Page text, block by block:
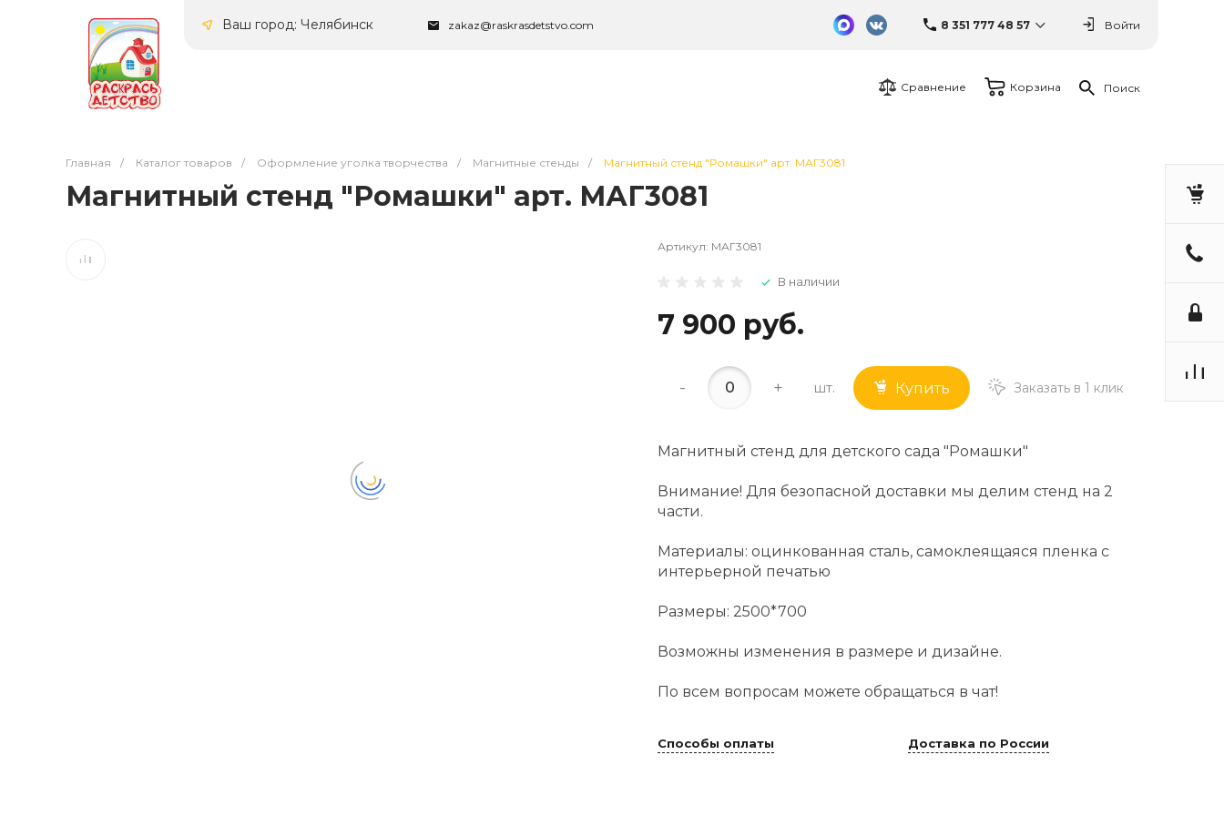
Ваш город: Челябинск zakaz@raskrasdetstvo.com 8 351 777 48 57 Войти
Сравнение Корзина Поиск
Главная / Каталог товаров / Оформление уголка творчества / Магнитные стенды / Магнитный стенд "Ромашки" арт. МАГ3081
Магнитный стенд "Ромашки" арт. МАГ3081
Артикул: МАГ3081
В наличии
7 900 руб.
- + шт. Купить Заказать в 1 клик
Магнитный стенд для детского сада "Ромашки"
Внимание! Для безопасной доставки мы делим стенд на 2
части.
Материалы: оцинкованная сталь, самоклеящаяся пленка с
интерьерной печатью
Размеры: 2500*700
Возможны изменения в размере и дизайне.
По всем вопросам можете обращаться в чат!
Способы оплаты Доставка по России